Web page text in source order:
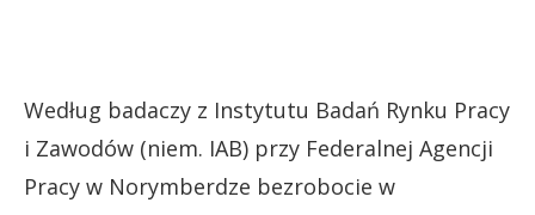
Według badaczy z Instytutu Badań Rynku Pracy
i Zawodów (niem. IAB) przy Federalnej Agencji
Pracy w Norymberdze bezrobocie w